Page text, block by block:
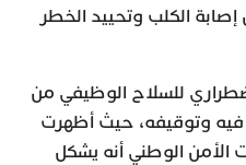
الكلب وتحييد الخطر
للسلاح الوظيفي من
فيه وتوقيفه، حيث أظهرت
الوطني أنه يشكل